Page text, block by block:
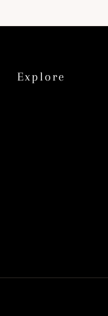
Explore